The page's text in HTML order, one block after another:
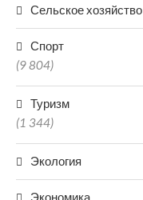
Сельское хозяйство
Спорт
(9 804)
Туризм
(1 344)
Экология
Экономика